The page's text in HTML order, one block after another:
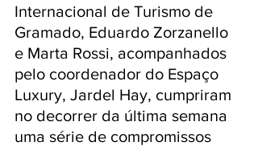
Internacional de Turismo de
Gramado, Eduardo Zorzanello
e Marta Rossi, acompanhados
pelo coordenador do Espaço
Luxury, Jardel Hay, cumpriram
no decorrer da última semana
uma série de compromissos